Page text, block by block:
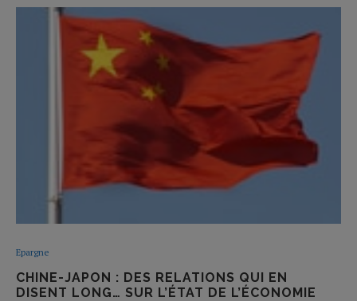
Epargne
CHINE-JAPON : DES RELATIONS QUI EN
DISENT LONG… SUR L’ÉTAT DE L’ÉCONOMIE